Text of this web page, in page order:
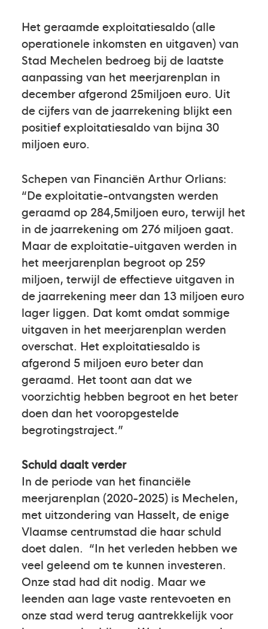
Het geraamde exploitatiesaldo (alle
operationele inkomsten en uitgaven) van
Stad Mechelen bedroeg bij de laatste
aanpassing van het meerjarenplan in
december afgerond 25miljoen euro. Uit
de cijfers van de jaarrekening blijkt een
positief exploitatiesaldo van bijna 30
miljoen euro.
Schepen van Financiën Arthur Orlians:
“De exploitatie-ontvangsten werden
geraamd op 284,5miljoen euro, terwijl het
in de jaarrekening om 276 miljoen gaat.
Maar de exploitatie-uitgaven werden in
het meerjarenplan begroot op 259
miljoen, terwijl de effectieve uitgaven in
de jaarrekening meer dan 13 miljoen euro
lager liggen. Dat komt omdat sommige
uitgaven in het meerjarenplan werden
overschat. Het exploitatiesaldo is
afgerond 5 miljoen euro beter dan
geraamd. Het toont aan dat we
voorzichtig hebben begroot en het beter
doen dan het vooropgestelde
begrotingstraject.”
Schuld daalt verder
In de periode van het financiële
meerjarenplan (2020-2025) is Mechelen,
met uitzondering van Hasselt, de enige
Vlaamse centrumstad die haar schuld
doet dalen. “In het verleden hebben we
veel geleend om te kunnen investeren.
Onze stad had dit nodig. Maar we
leenden aan lage vaste rentevoeten en
onze stad werd terug aantrekkelijk voor